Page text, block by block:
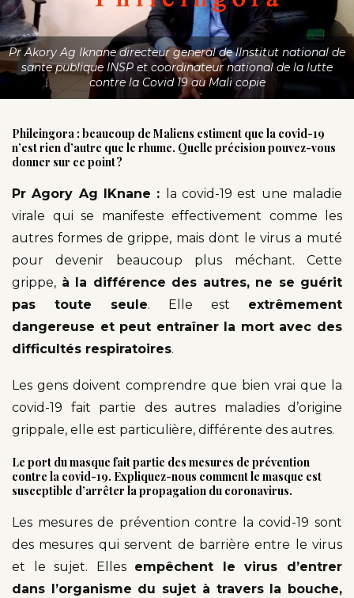
Pr Akory Ag Iknane directeur general de lInstitut national de
sante publique INSP et coordinateur national de la lutte
contre la Covid 19 au Mali copie
Phileingora : beaucoup de Maliens estiment que la covid-19
n’est rien d’autre que le rhume. Quelle précision pouvez-vous
donner sur ce point?
Pr Agory Ag IKnane :
la covid-19 est une maladie
virale qui se manifeste effectivement comme les
autres formes de grippe, mais dont le virus a muté
pour devenir beaucoup plus méchant. Cette
grippe, à la différence des autres, ne se guérit
pas toute seule. Elle est extrêmement
dangereuse et peut entraîner la mort avec des
difficultés respiratoires.
Les gens doivent comprendre que bien vrai que la
covid-19 fait partie des autres maladies d’origine
grippale, elle est particulière, différente des autres.
Le port du masque fait partie des mesures de prévention
contre la covid-19. Expliquez-nous comment le masque est
susceptible d’arrêter la propagation du coronavirus.
Les mesures de prévention contre la covid-19 sont
des mesures qui servent de barrière entre le virus
et le sujet. Elles empêchent le virus d’entrer
dans l’organisme du sujet à travers la bouche,